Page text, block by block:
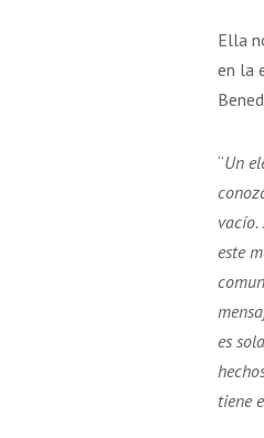
Ella
en la
“Un
vacío.
este
es
tiene